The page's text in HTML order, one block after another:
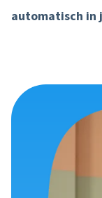
automatisch in